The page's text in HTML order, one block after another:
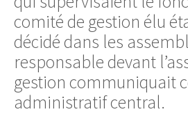
comité de gestion élu
décidé dans les
responsable devant
gestion communiquait
administratif central.